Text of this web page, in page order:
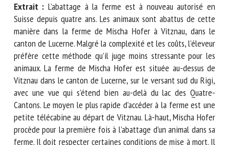
Extrait : L’abattage à la ferme est à nouveau autorisé en
Suisse depuis quatre ans. Les animaux sont abattus de cette
manière dans la ferme de Mischa Hofer à Vitznau, dans le
canton de Lucerne. Malgré la complexité et les coûts,
l’éleveur préfère cette méthode qu’il juge moins stressante
pour les animaux. La ferme de Mischa Hofer est située au-
dessus de Vitznau dans le canton de Lucerne, sur le versant
sud du Rigi, avec une vue qui s’étend bien au-delà du lac des
Quatre-Cantons. Le moyen le plus rapide d’accéder à la
ferme est une petite télécabine au départ de Vitznau. Là-
haut, Mischa Hofer procède pour la première fois à
l’abattage d’un animal dans sa ferme. Il doit respecter
Prénom *
Organisme *
E-mail *
En soumettant ce formulaire, j'accepte que les